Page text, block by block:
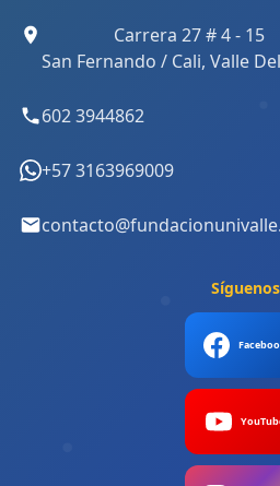
Carrera 27 # 4 - 15
San Fernando / Cali, Valle
602 3944862
+57 3163969009
Síguenos